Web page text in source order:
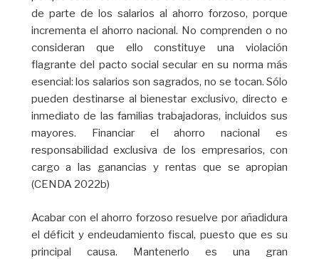
de parte de los salarios al ahorro forzoso, porque
incrementa el ahorro nacional. No comprenden o no
consideran que ello constituye una violación
flagrante del pacto social secular en su norma más
esencial: los salarios son sagrados, no se tocan. Sólo
pueden destinarse al bienestar exclusivo, directo e
inmediato de las familias trabajadoras, incluidos sus
mayores. Financiar el ahorro nacional es
responsabilidad exclusiva de los empresarios, con
cargo a las ganancias y rentas que se apropian
(CENDA 2022b)
Acabar con el ahorro forzoso resuelve por añadidura
el déficit y endeudamiento fiscal, puesto que es su
principal causa. Mantenerlo es una gran